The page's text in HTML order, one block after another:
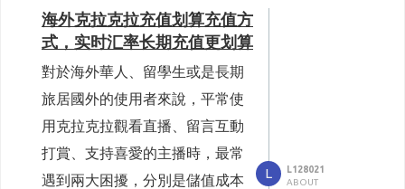
海外克拉克拉充值划算充值方
式，实时汇率长期充值更划算
對於海外華人、留學生或是長期
旅居國外的使用者來說，平常使
用克拉克拉觀看直播、留言互動
打賞、支持喜愛的主播時，最常
遇到兩大困擾，分別是儲值成本
L
L128021
ABOUT